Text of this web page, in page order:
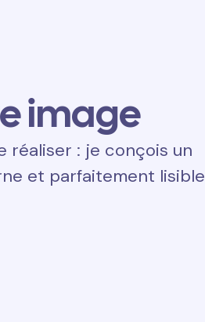
image
réaliser : je conçois un
et parfaitement lisible